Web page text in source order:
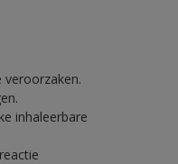
veroorzaken.
inhaleerbare